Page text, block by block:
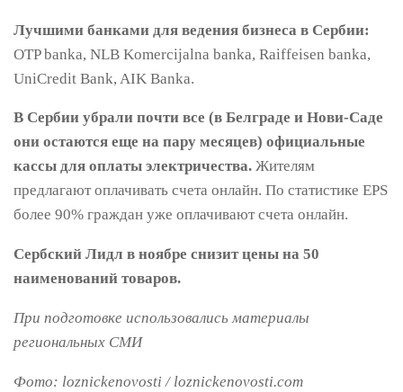
Лучшими банками для ведения бизнеса в Сербии:
OTP banka, NLB Komercijalna banka, Raiffeisen banka,
UniCredit Bank, AIK Banka.
В Сербии убрали почти все (в Белграде и Нови-Саде
они остаются еще на пару месяцев) официальные
кассы для оплаты электричества. Жителям
предлагают оплачивать счета онлайн. По статистике EPS
более 90% граждан уже оплачивают счета онлайн.
Сербский Лидл в ноябре снизит цены на 50
наименований товаров.
При подготовке использовались материалы
региональных СМИ
Фото: loznickenovosti / loznickenovosti.com